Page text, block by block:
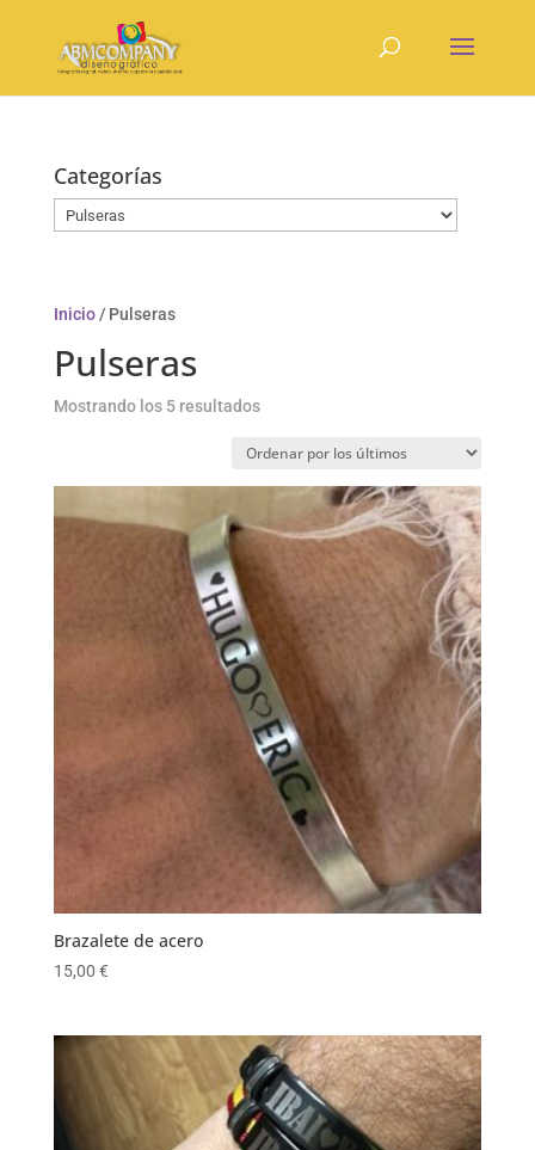
Inicio/ Pulseras
Pulseras
Mostrando los 5 resultadosOrdenado
los
últimos
Brazalete de acero
15,00 €
Categorías